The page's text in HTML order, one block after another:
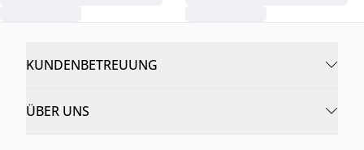
KUNDENBETREUUNG
ÜBER UNS